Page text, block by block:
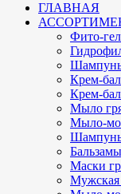
ГЛАВНАЯ
Фито-
Крем-
Крем-
Мыло
Мыло-
Маски
Мужская